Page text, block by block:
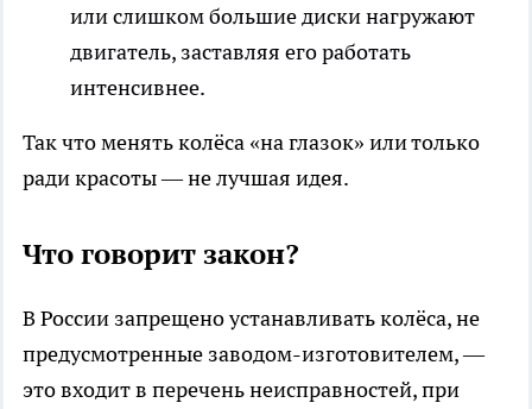
или слишком большие диски нагружают
двигатель, заставляя его работать
интенсивнее.
Так что менять колёса «на глазок» или только
ради красоты — не лучшая идея.
Что говорит закон?
В России запрещено устанавливать колёса, не
предусмотренные заводом-изготовителем, —
это входит в перечень неисправностей, при